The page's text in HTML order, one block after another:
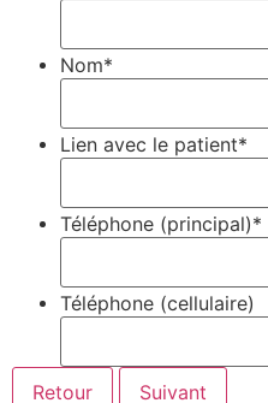
Nom*
Lien avec le patient*
Téléphone (principal)*
Téléphone (cellulaire)